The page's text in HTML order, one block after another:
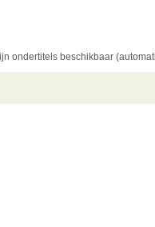
ondertitels beschikbaar